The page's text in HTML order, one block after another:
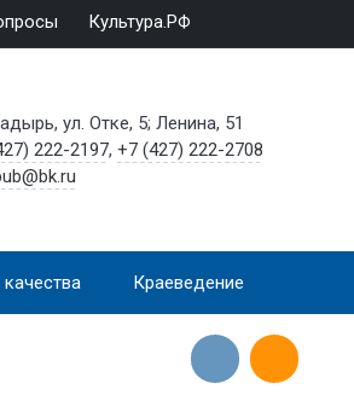
Культура.РФ
ул. Отке, 5; Ленина, 51
222-2197,+7 (427) 222-2708
Краеведение